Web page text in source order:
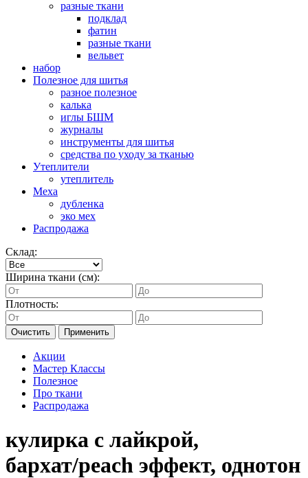
разные ткани
подклад
фатин
разные ткани
вельвет
набор
Полезное для шитья
разное полезное
калька
иглы БШМ
журналы
инструменты для шитья
средства по уходу за тканью
Утеплители
утеплитель
Меха
дубленка
эко мех
Распродажа
Склад:
Ширина ткани (см):
Плотность:
Очистить Применить
Акции
Мастер Классы
Полезное
Про ткани
Распродажа
кулирка с лайкрой,
бархат/peach эффект, однотон